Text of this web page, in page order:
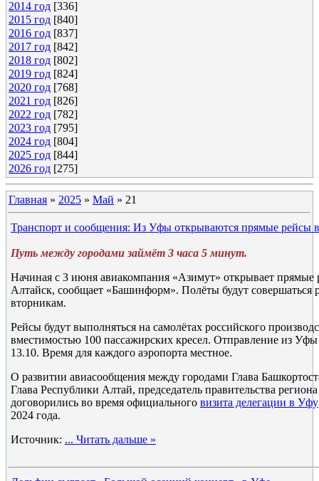
2014 год [336]
2015 год [840]
2016 год [837]
2017 год [842]
2018 год [802]
2019 год [824]
2020 год [768]
2021 год [826]
2022 год [782]
2023 год [795]
2024 год [804]
2025 год [844]
2026 год [275]
Главная » 2025 » Май » 21
Транспорт и сообщения: Из Уфы открываются прямые рейсы
Путь между городами займёт 3 часа 5 минут.
Начиная с 3 июня авиакомпания «Азимут» открывает
Алтайск, сообщает «Башинформ». Полёты будут
вторникам.
Рейсы будут выполняться на самолётах российского
вместимостью 100 пассажирских кресел. Отправление из
13.10. Время для каждого аэропорта местное.
О развитии авиасообщения между городами Глава
Глава Республики Алтай, председатель правительства
договорились во время официального визита делегации в Уфу
2024 года.
Источник: ... Читать дальше »